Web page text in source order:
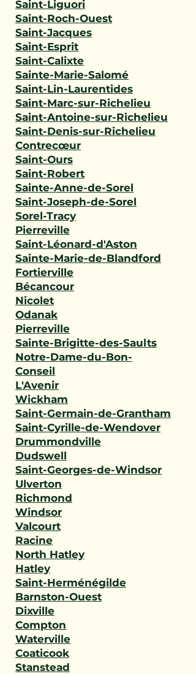
Saint-Liguori
Saint-Roch-Ouest
Saint-Jacques
Saint-Esprit
Saint-Calixte
Sainte-Marie-Salomé
Saint-Lin-Laurentides
Saint-Marc-sur-Richelieu
Saint-Antoine-sur-Richelieu
Saint-Denis-sur-Richelieu
Contrecœur
Saint-Ours
Saint-Robert
Sainte-Anne-de-Sorel
Saint-Joseph-de-Sorel
Sorel-Tracy
Pierreville
Saint-Léonard-d'Aston
Sainte-Marie-de-Blandford
Fortierville
Bécancour
Nicolet
Odanak
Pierreville
Sainte-Brigitte-des-Saults
Notre-Dame-du-Bon-
Conseil
L'Avenir
Wickham
Saint-Germain-de-Grantham
Saint-Cyrille-de-Wendover
Drummondville
Dudswell
Saint-Georges-de-Windsor
Ulverton
Richmond
Windsor
Valcourt
Racine
North Hatley
Hatley
Saint-Herménégilde
Barnston-Ouest
Dixville
Compton
Waterville
Coaticook
Stanstead